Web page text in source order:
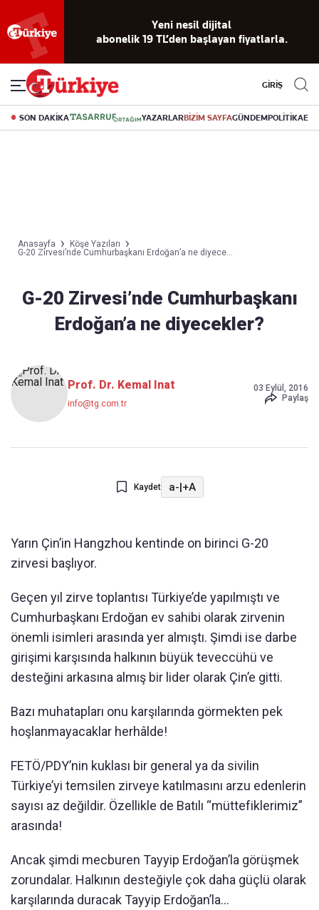
Yeni nesil dijital
abonelik 19 TL’den başlayan fiyatlarla.
GİRİŞ
SON DAKİKA YAZARLARBİZİM SAYFAGÜNDEMPOLİTİKA
Anasayfa
Köşe Yazıları
G-20 Zirvesi’nde Cumhurbaşkanı Erdoğan’a ne diyece...
G-20 Zirvesi’nde Cumhurbaşkanı
Erdoğan’a ne diyecekler?
Prof. Dr. Kemal Inat
info@tg.com.tr
03 Eylül, 2016
Paylaş
Kaydet a-|+A
Yarın Çin’in Hangzhou kentinde on birinci G-20
zirvesi başlıyor.
Geçen yıl zirve toplantısı Türkiye’de yapılmıştı ve
Cumhurbaşkanı Erdoğan ev sahibi olarak zirvenin
önemli isimleri arasında yer almıştı. Şimdi ise darbe
girişimi karşısında halkının büyük teveccühü ve
desteğini arkasına almış bir lider olarak Çin’e gitti.
Bazı muhatapları onu karşılarında görmekten pek
hoşlanmayacaklar herhâlde!
FETÖ/PDY’nin kuklası bir general ya da sivilin
Türkiye’yi temsilen zirveye katılmasını arzu edenlerin
sayısı az değildir. Özellikle de Batılı “müttefiklerimiz”
arasında!
Ancak şimdi mecburen Tayyip Erdoğan’la görüşmek
zorundalar. Halkının desteğiyle çok daha güçlü olarak
karşılarında duracak Tayyip Erdoğan’la…